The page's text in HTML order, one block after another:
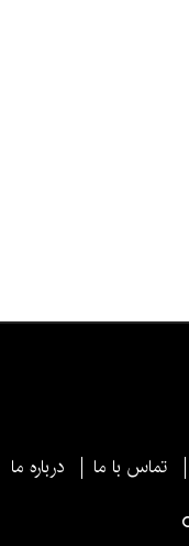
تماس با ما درباره ما